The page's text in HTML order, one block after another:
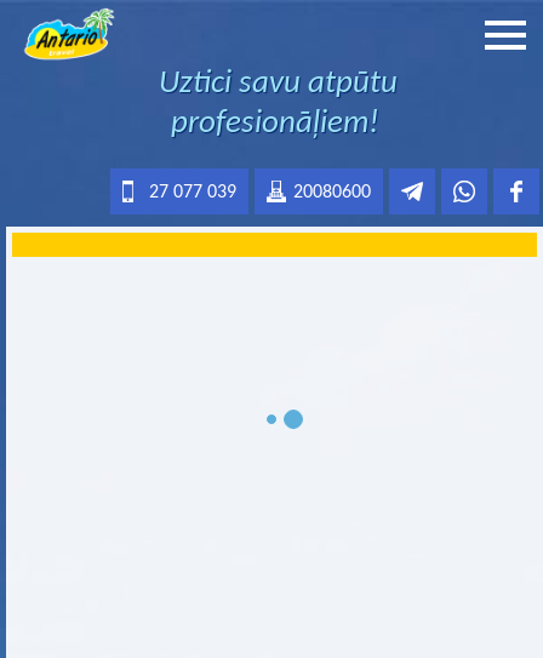
Uztici savu atpūtu
profesionāļiem!
20080600
27 077 039